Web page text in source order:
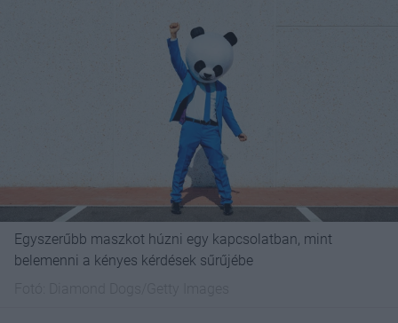
Egyszerűbb maszkot húzni egy kapcsolatban, mint
belemenni a kényes kérdések sűrűjébe